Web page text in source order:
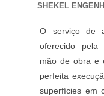
SHEKEL
O serviço de
oferecido pela
mão de obra e
perfeita
superfícies em concreto.